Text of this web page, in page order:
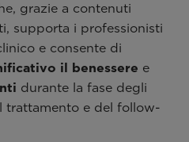
grazie a contenuti
supporta i professionisti
e consente di
il benessere e
durante la fase degli
trattamento e del follow-